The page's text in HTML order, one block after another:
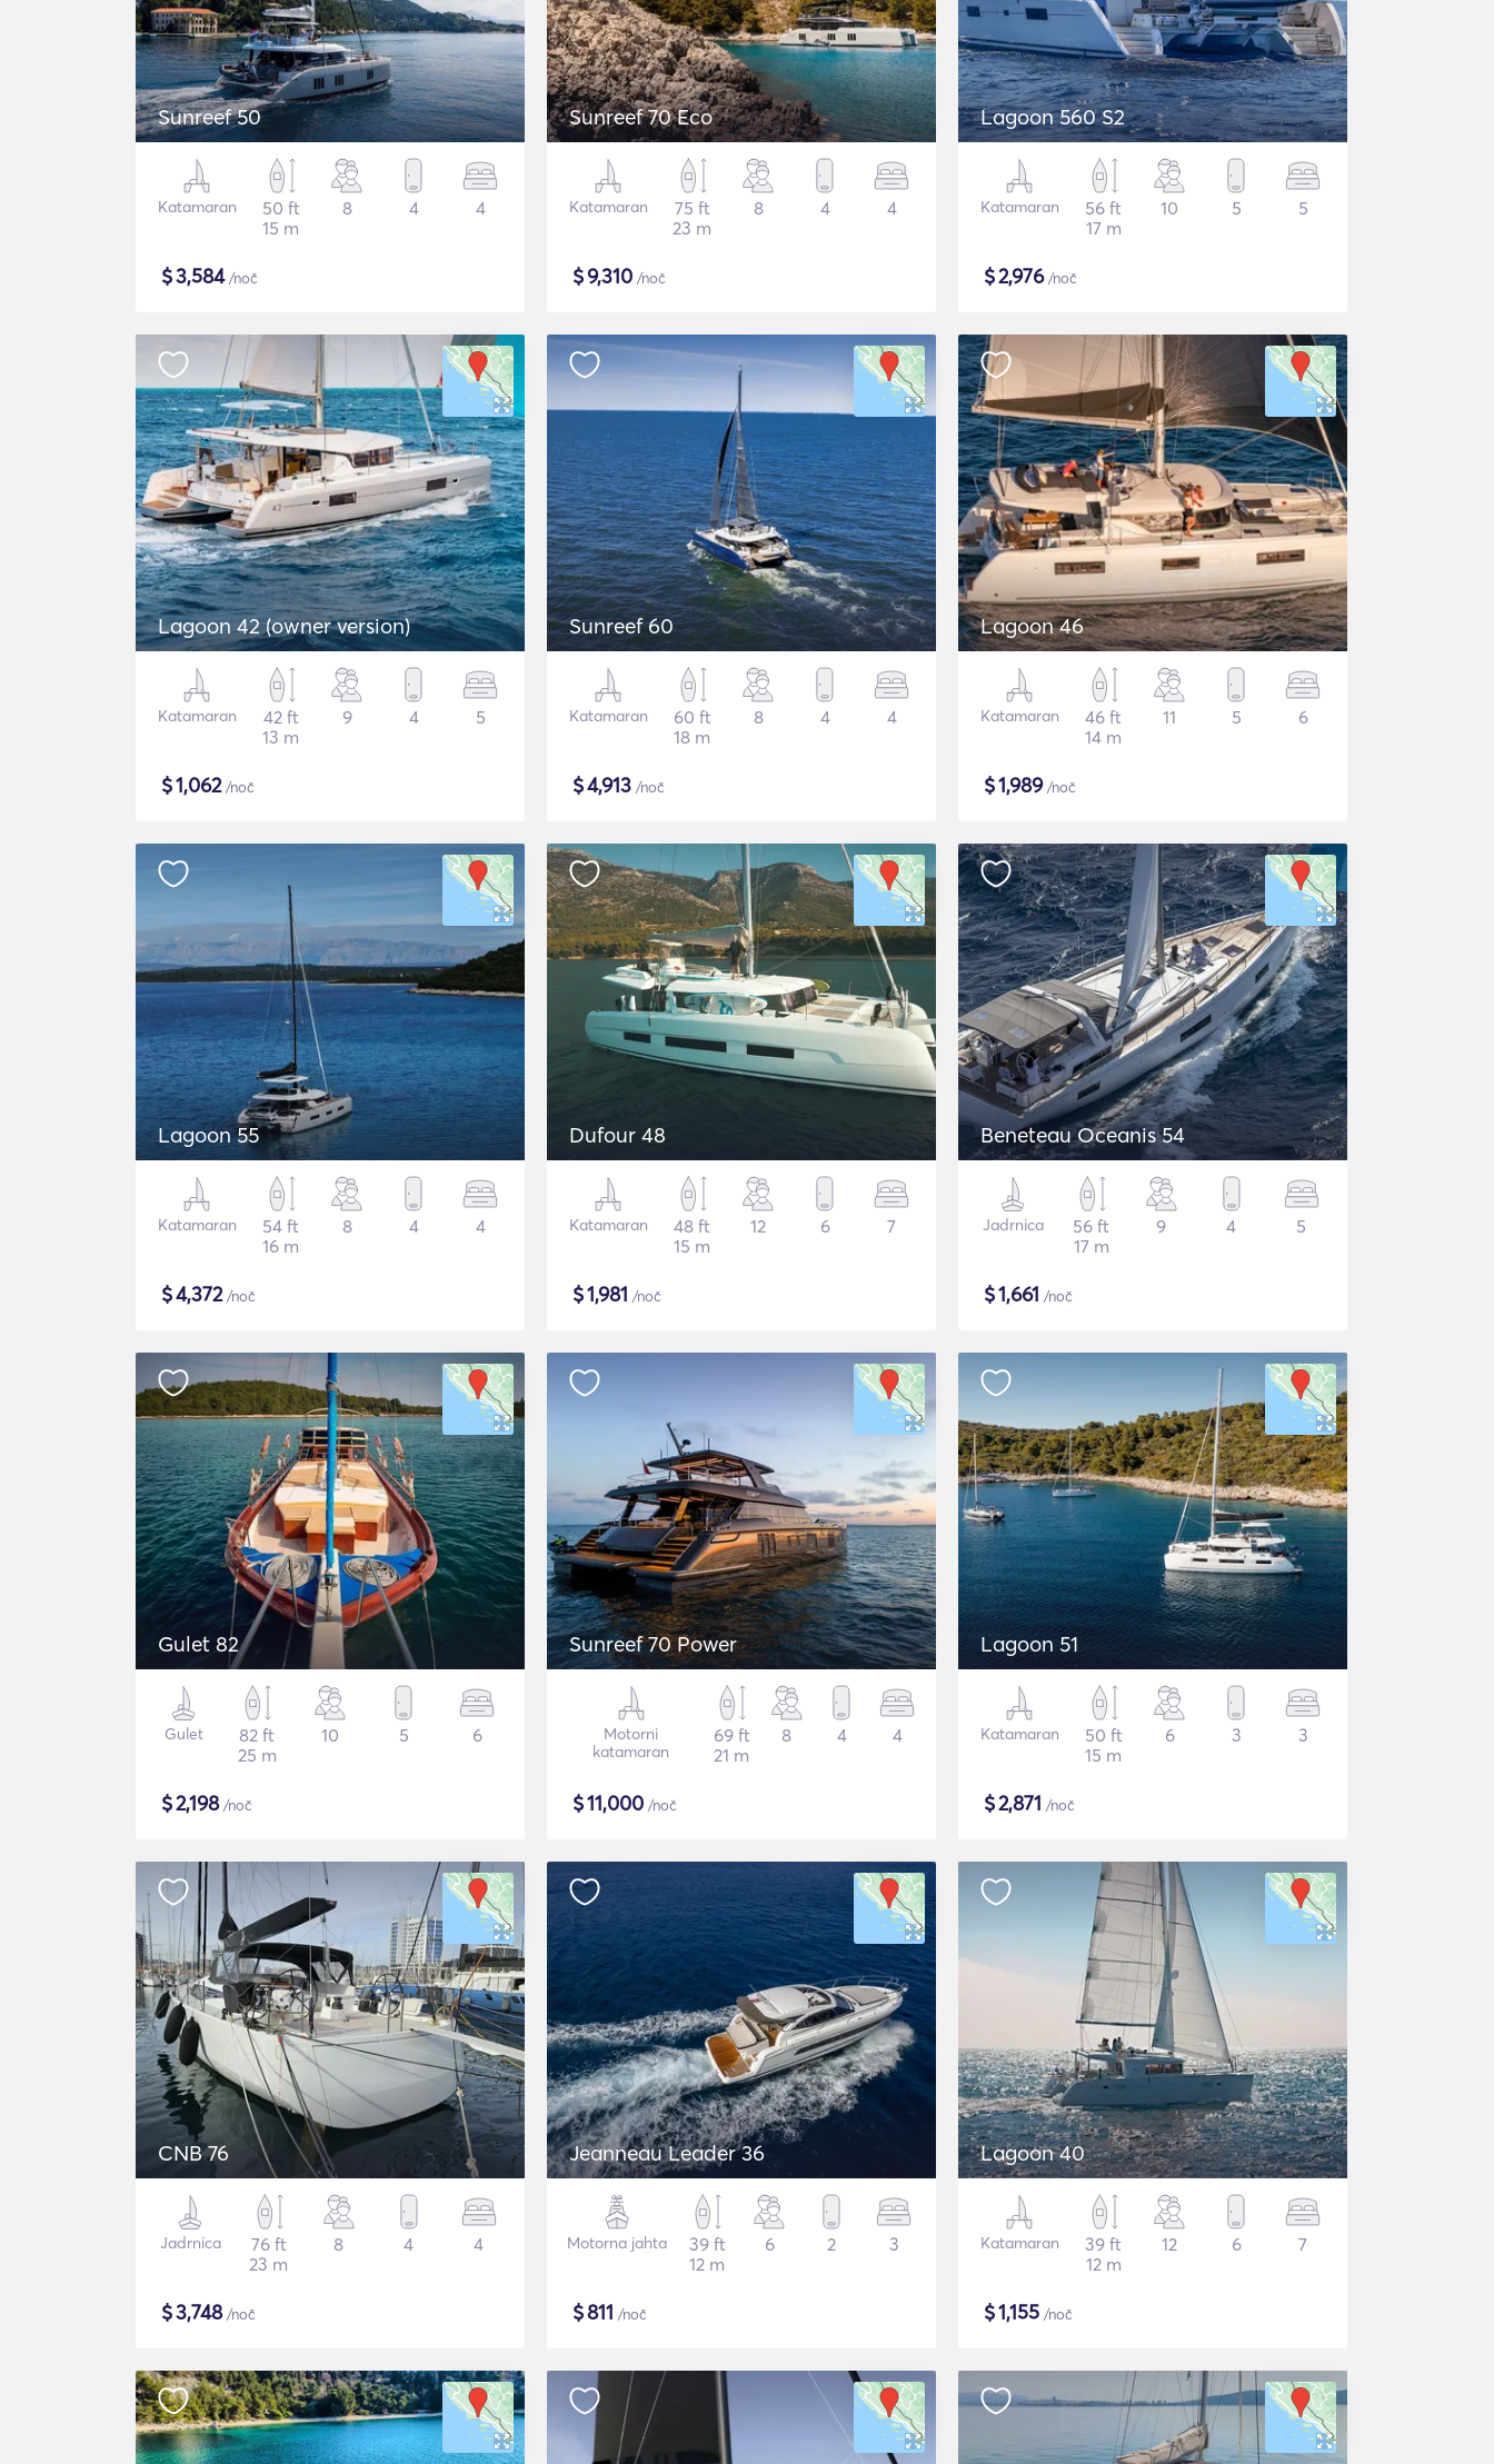
Sunreef 50
Katamaran
50 ft
15 m
8 4 4
$3,584/noč
Sunreef 70 Eco
Katamaran
75 ft
23 m
8 4 4
$9,310 /noč
Lagoon 560 S2
Katamaran
56 ft
17 m
10 5 5
$2,976/noč
Lagoon 42 (owner version)
Katamaran
42 ft
13 m
9 4 5
$1,062/noč
Sunreef 60
Katamaran
60 ft
18 m
8 4 4
$4,913 /noč
Lagoon 46
Katamaran
46 ft
14 m
11 5 6
$1,989/noč
Lagoon 55
Katamaran
54 ft
16 m
8 4 4
$4,372/noč
Dufour 48
Katamaran
48 ft
15 m
12 6 7
$1,981 /noč
Beneteau Oceanis 54
Jadrnica
56 ft
17 m
9 4 5
$1,661 /noč
Gulet 82
Gulet
82 ft
25 m
10 5 6
$2,198/noč
Sunreef 70 Power
Motorni
katamaran
69 ft
21 m
8 4 4
$11,000 /noč
Lagoon 51
Katamaran
50 ft
15 m
6 3 3
$2,871 /noč
CNB 76
Jadrnica
76 ft
23 m
8 4 4
$3,748/noč
Jeanneau Leader 36
Motorna jahta
39 ft
12 m
6 2 3
$811 /noč
Lagoon 40
Katamaran
39 ft
12 m
12 6 7
$1,155 /noč